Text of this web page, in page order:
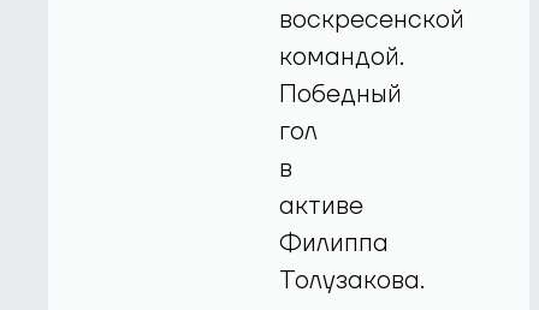
воскресенской
командой.
Победный
гол
в
активе
Филиппа
Толузакова.